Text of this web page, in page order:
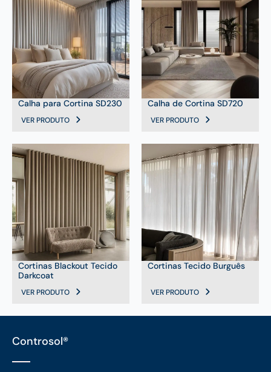
Calha para Cortina SD230
VER PRODUTO
Calha de Cortina SD720
VER PRODUTO
Cortinas Blackout Tecido
Darkcoat
VER PRODUTO
Cortinas Tecido Burguês
VER PRODUTO
Controsol®